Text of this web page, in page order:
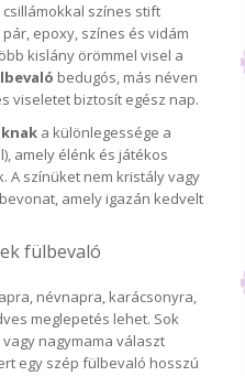
csillámokkal színes stift
epoxy, színes és vidám
kislány örömmel visel a
bedugós, más néven
viseletet biztosít egész nap.
a különlegessége a
amely élénk és játékos
A színüket nem kristály vagy
amely igazán kedvelt
fülbevaló
névnapra, karácsonyra,
meglepetés lehet. Sok
nagymama választ
egy szép fülbevaló hosszú